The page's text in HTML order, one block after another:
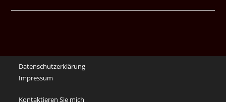
an
die
Corona
Zeiten
Datenschutzerklärung
Impressum
Kontaktieren Sie mich